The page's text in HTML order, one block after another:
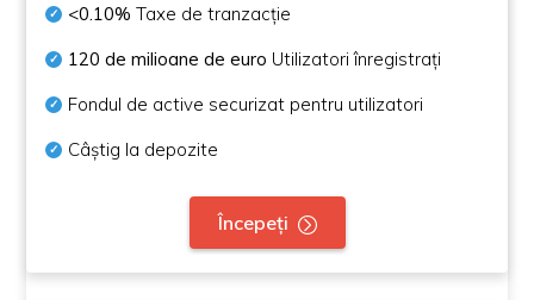
<0.10% Taxe de tranzacție
120 de milioane de euro Utilizatori înregistrați
Fondul de active securizat pentru utilizatori
Câștig la depozite
Începeți